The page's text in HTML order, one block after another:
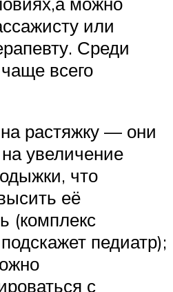
или
Среди
всего
растяжку — они
увеличение
что
её
(комплекс
педиатр);
с